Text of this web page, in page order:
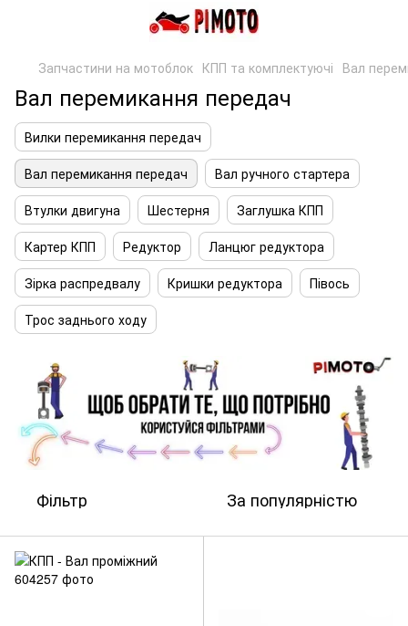
Запчастини на мотоблок КПП та комплектуючі Вал
Вал перемикання передач
Вилки перемикання передач
Вал перемикання передач
Вал ручного стартера
Втулки двигуна
Шестерня
Заглушка КПП
Картер КПП
Редуктор
Ланцюг редуктора
Зірка распредвалу
Кришки редуктора
Півось
Трос заднього ходу
Фільтр За популярністю